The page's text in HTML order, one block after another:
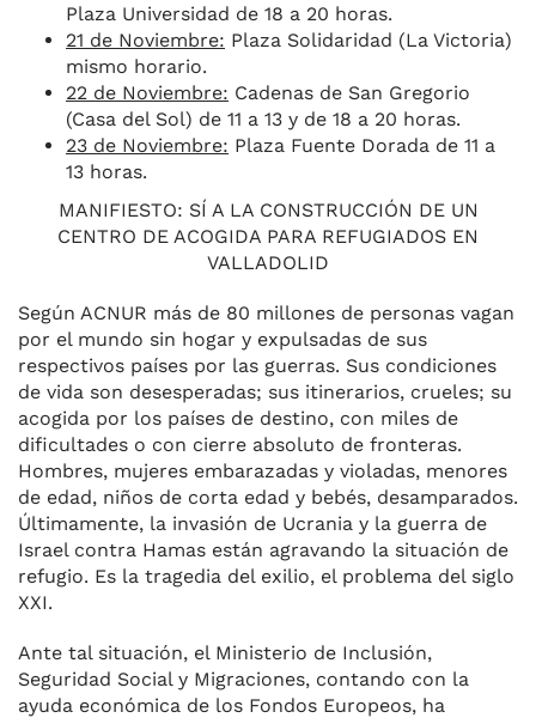
Plaza Universidad de 18 a 20 horas.
21 de Noviembre: Plaza Solidaridad (La Victoria)
mismo horario.
22 de Noviembre: Cadenas de San Gregorio
(Casa del Sol) de 11 a 13 y de 18 a 20 horas.
23 de Noviembre: Plaza Fuente Dorada de 11 a
13 horas.
MANIFIESTO: SÍ A LA CONSTRUCCIÓN DE UN
CENTRO DE ACOGIDA PARA REFUGIADOS EN
VALLADOLID
Según ACNUR más de 80 millones de personas vagan
por el mundo sin hogar y expulsadas de sus
respectivos países por las guerras. Sus condiciones
de vida son desesperadas; sus itinerarios, crueles; su
acogida por los países de destino, con miles de
dificultades o con cierre absoluto de fronteras.
Hombres, mujeres embarazadas y violadas, menores
de edad, niños de corta edad y bebés, desamparados.
Últimamente, la invasión de Ucrania y la guerra de
Israel contra Hamas están agravando la situación de
refugio. Es la tragedia del exilio, el problema del siglo
XXI.
Ante tal situación, el Ministerio de Inclusión,
Seguridad Social y Migraciones, contando con la
ayuda económica de los Fondos Europeos, ha